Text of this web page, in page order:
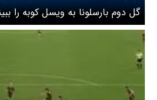
گل دوم بارسلونا به ویسل کوبه را